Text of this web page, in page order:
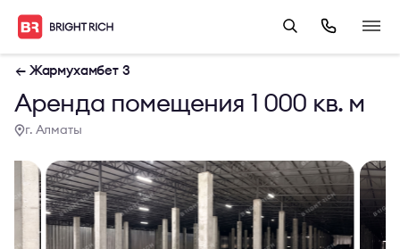
← Жармухамбет 3
Аренда помещения 1 000 кв. м
г. Алматы